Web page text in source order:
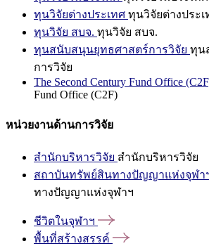
ทุนวิจัยต่างประเทศ ทุนวิจัยต่างประเ
ทุนวิจัย สบจ. ทุนวิจัย สบจ.
ทุนสนับสนุนยุทธศาสตร์การวิจัย ทุน
การวิจัย
The Second Century Fund Office
Fund Office (C2F)
หน่วยงานด้านการวิจัย
สำนักบริหารวิจัย สำนักบริหารวิจัย
สถาบันทรัพย์สินทางปัญญาแห่งจุฬา
ทางปัญญาแห่งจุฬาฯ
ชีวิตในจุฬาฯ
พื้นที่สร้างสรรค์